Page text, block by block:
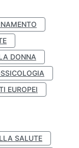
DONNA
EUROPEI
SALUTE